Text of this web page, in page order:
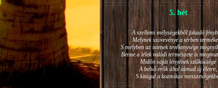
5. hét
A szellemi mélységekből fakadó
Melynek szövevénye a térben
S melyben az istenek tevékenysége
Benne a lélek valódi természete is
Midőn saját lényének szűkössége
A belső erők által támad új életre,
S kitágul a kozmikus